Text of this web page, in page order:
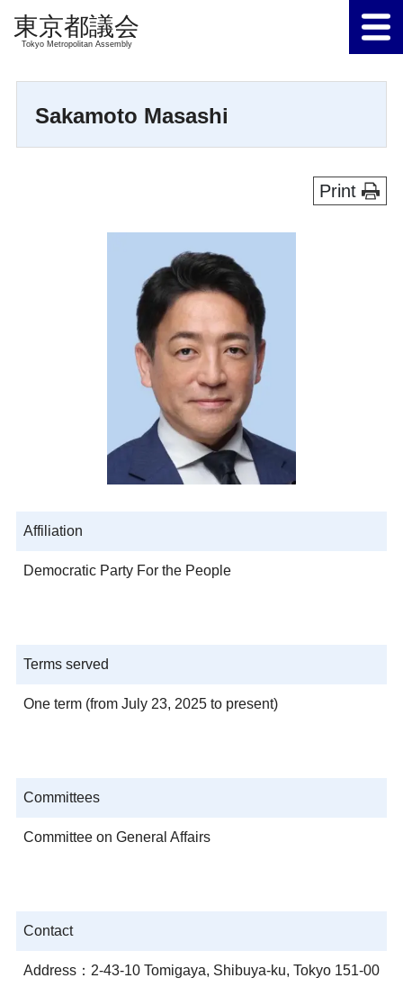
Tokyo Metropolitan Assembly
Sakamoto Masashi
Print
Affiliation
Democratic Party For the People
Terms served
One term (from July 23, 2025 to present)
Committees
Committee on General Affairs
Contact
Address：2-43-10 Tomigaya, Shibuya-ku, Tokyo 151-00